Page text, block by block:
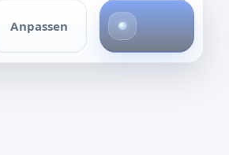
Anpassen
o
t